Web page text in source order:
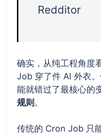
Redditor
确实，从纯工程角度
Job 穿了件 AI 外衣
能就错过了最核心的
规则 。
传统的 Cron Job 只